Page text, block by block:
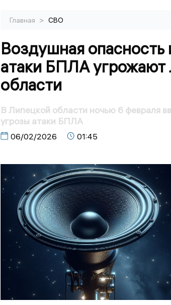
Главная > СВО
Воздушная опасность
атаки БПЛА угрожают
области
В Липецкой области ночью 6 февраля
угрозы атаки БПЛА
06/02/2026 01:45